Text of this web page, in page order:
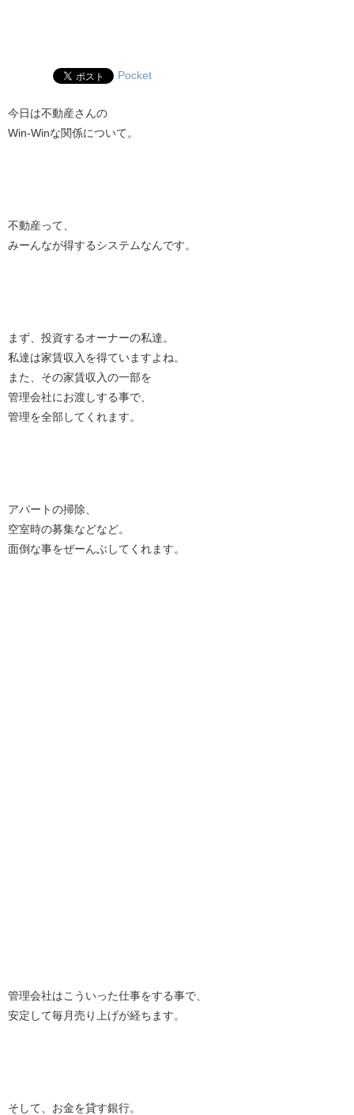
Pocket
今日は不動産さんの
Win-Winな関係について。
不動産って、
みーんなが得するシステムなんです。
まず、投資するオーナーの私達。
私達は家賃収入を得ていますよね。
また、その家賃収入の一部を
管理会社にお渡しする事で、
管理を全部してくれます。
アパートの掃除、
空室時の募集などなど。
面倒な事をぜーんぶしてくれます。
管理会社はこういった仕事をする事で、
安定して毎月売り上げが経ちます。
そして、お金を貸す銀行。